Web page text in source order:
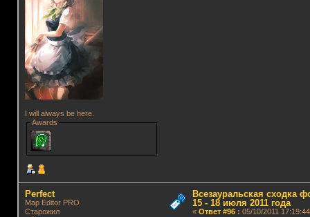
I will always be here.
Awards
Perfect
Map Editor PRO
Старожил
Всезауральская сходка
15 - 18 июля 2011 года
« Ответ #96: 05/10/2011